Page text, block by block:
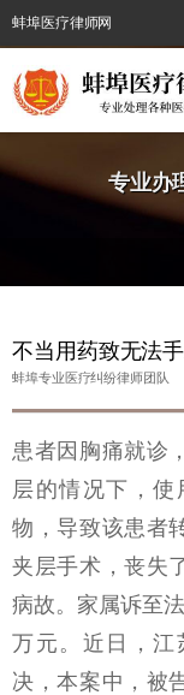
蚌埠医疗律师网
专业办
不当用药致无法
蚌埠专业医疗纠纷律师团队
患者因胸痛就诊
层的情况下，
物，导致该患者
夹层手术，丧失
病故。家属诉至
万元。近日，江
决，本案中，被